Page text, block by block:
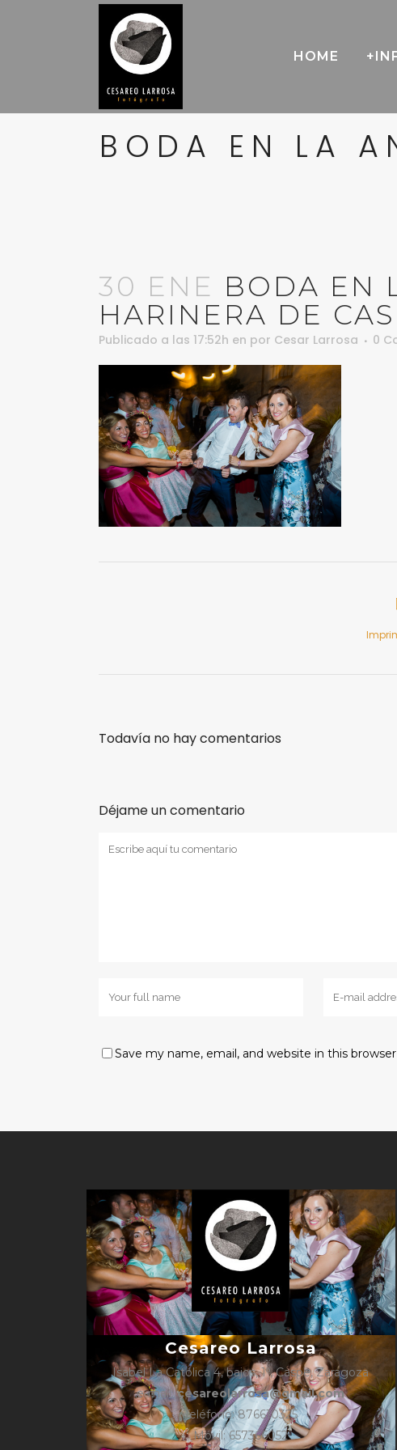
HOME
BODA EN LA
30 ENE BODA EN
HARINERA DE
Publicado a las 17:52h en por Cesar Larrosa 0
Todavía no hay comentarios
Déjame un comentario
Save my name, email, and website in this
Cesareo Larrosa
Isabel La Católica 4, bajos, 1º, Caspe, Zaragoza
e-mail:cesareolarrosa@gmail.com
Teléfono: 876610325
Móvil: 657366052